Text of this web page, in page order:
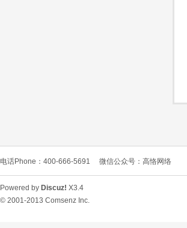
电话Phone：400-666-5691 微信公众号：高恪网络
Powered by Discuz! X3.4
© 2001-2013 Comsenz Inc.